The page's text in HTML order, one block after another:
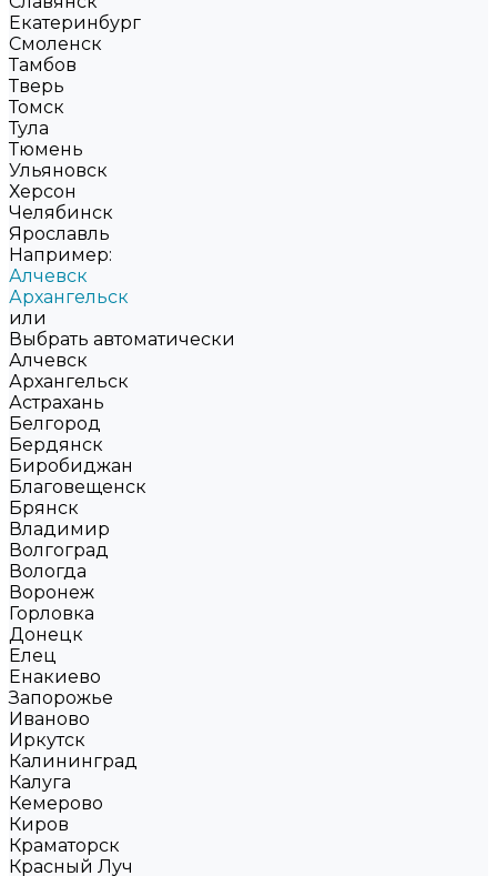
Екатеринбург
Смоленск
Тамбов
Тверь
Томск
Тула
Тюмень
Ульяновск
Херсон
Челябинск
Ярославль
Например:
Алчевск
Архангельск
или
Выбрать автоматически
Алчевск
Архангельск
Астрахань
Белгород
Бердянск
Биробиджан
Благовещенск
Брянск
Владимир
Волгоград
Вологда
Воронеж
Горловка
Донецк
Елец
Енакиево
Запорожье
Иваново
Иркутск
Калининград
Калуга
Кемерово
Киров
Краматорск
Красный Луч